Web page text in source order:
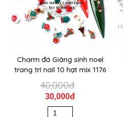
Charm đá Giáng sinh noel
trang trí nail 10 hạt mix 1176
40,000đ
30,000đ